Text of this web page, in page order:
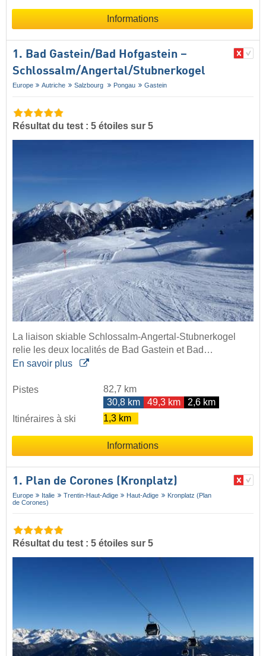
Informations
1. Bad Gastein/​Bad Hofgastein –
Schlossalm/​Angertal/​Stubnerkogel
Europe Autriche Salzbourg Pongau Gastein
Résultat du test : 5 étoiles sur 5
La liaison skiable Schlossalm-Angertal-Stubnerkogel
relie les deux localités de Bad Gastein et Bad…
En savoir plus
Pistes
82,7 km
30,8 km
49,3 km
2,6 km
Itinéraires à ski
1,3 km
Informations
1. Plan de Corones (Kronplatz)
Europe Italie Trentin-Haut-Adige Haut-Adige
Kronplatz (Plan
de Corones)
Résultat du test : 5 étoiles sur 5